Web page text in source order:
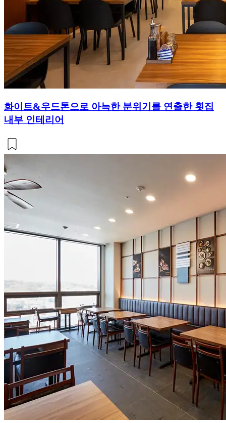
화이트&우드톤으로 아늑한 분위기를 연출한 횟집
내부 인테리어